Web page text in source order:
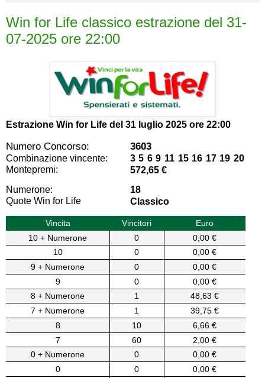
Win for Life classico estrazione del 31-
07-2025 ore 22:00
Estrazione Win for Life del 31 luglio 2025 ore 22:00
Numero Concorso: 3603
Combinazione vincente:
3 5 6 9 11 15 16 17 19 20
Montepremi:
572,65 €
Numerone:
18
Quote Win for Life
Classico
Vincita Vincitori
Euro
10 + Numerone
0
0,00 €
10
0
0,00 €
9 + Numerone
0
0,00 €
9
0
0,00 €
8 + Numerone
1
48,63 €
7 + Numerone
1
39,75 €
8
10
6,66 €
7
60
2,00 €
0 + Numerone
0
0,00 €
0
0
0,00 €